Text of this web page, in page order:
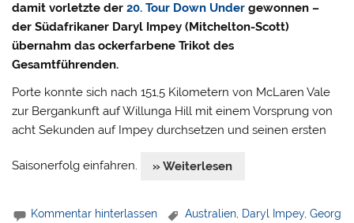
damit vorletzte der20. Tour Down Under gewonnen –
der Südafrikaner Daryl Impey (Mitchelton-Scott)
übernahm das ockerfarbene Trikot des
Gesamtführenden.
Porte konnte sich nach 151,5 Kilometern von McLaren Vale
zur Bergankunft auf Willunga Hill mit einem Vorsprung von
acht Sekunden auf Impey durchsetzen und seinen ersten
Saisonerfolg einfahren. » Weiterlesen
Kommentar hinterlassen Australien, Daryl Impey,Georg